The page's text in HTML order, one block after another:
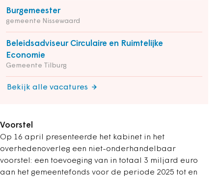
Burgemeester
gemeente Nissewaard
Beleidsadviseur Circulaire en Ruimtelijke
Economie
Gemeente Tilburg
Bekijk alle vacatures
Voorstel
Op 16 april presenteerde het kabinet in het
overhedenoverleg een niet-onderhandelbaar
voorstel: een toevoeging van in totaal 3 miljard euro
aan het gemeentefonds voor de periode 2025 tot en